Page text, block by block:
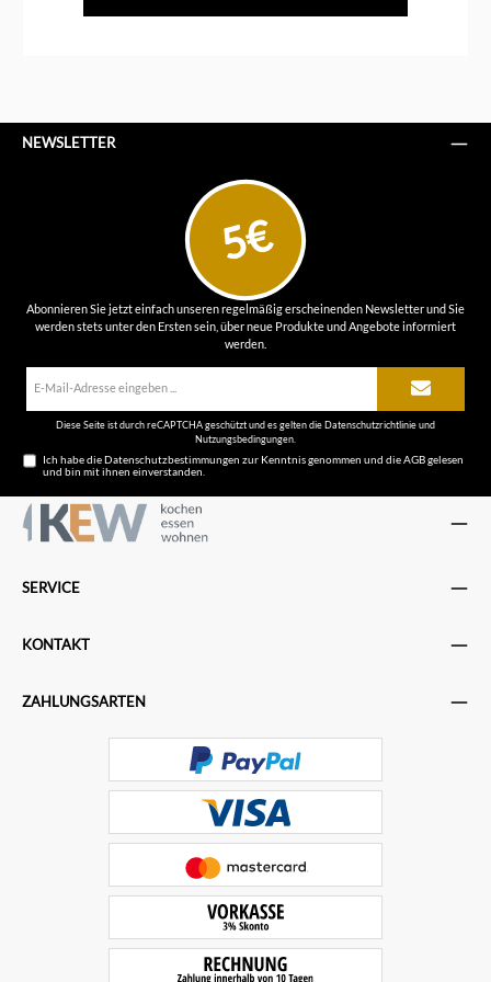
NEWSLETTER
5€
Abonnieren Sie jetzt einfach unseren regelmäßig erscheinenden Newsletter und Sie
werden stets unter den Ersten sein, über neue Produkte und Angebote informiert
werden.
Diese Seite ist durch reCAPTCHA geschützt und es gelten die Datenschutzrichtlinieund
Nutzungsbedingungen.
Ich habe dieDatenschutzbestimmungen zur Kenntnis genommen und dieAGBgelesen
und bin mit ihnen einverstanden.
SERVICE
KONTAKT
ZAHLUNGSARTEN